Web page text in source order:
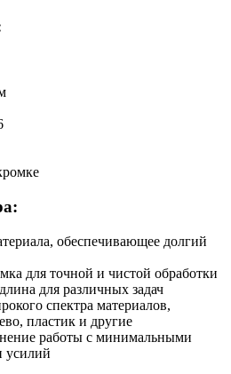
обеспечивающее долгий
для точной и чистой обработки
для различных задач
спектра материалов,
пластик и другие
работы с минимальными
усилий